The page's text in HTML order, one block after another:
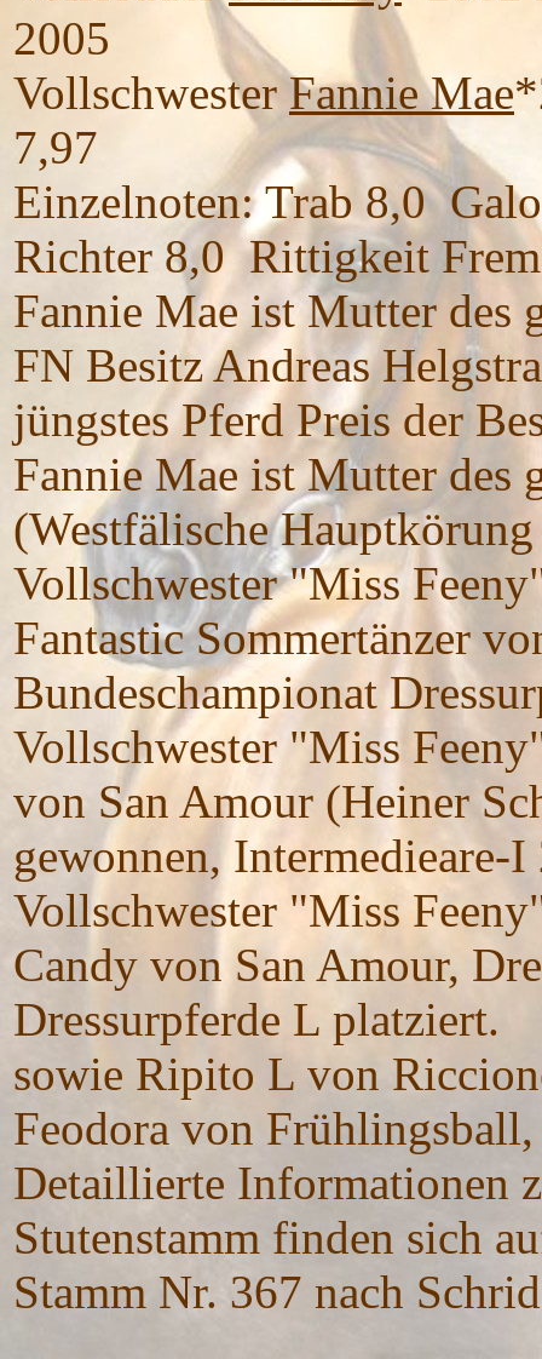
2005
Vollschwester Fannie Mae
7,97
Einzelnoten: Trab 8,0
Richter 8,0 Rittigkeit
Fannie Mae ist Mutter des
FN Besitz Andreas
jüngstes Pferd Preis der
Fannie Mae ist Mutter des
(Westfälische
Vollschwester "Miss
Fantastic Sommertänzer
Bundeschampionat
Vollschwester "Miss
von San Amour (Heiner
gewonnen, Intermedieare-I
Vollschwester "Miss
Candy von San Amour,
Dressurpferde L platziert.
sowie Ripito L von
Feodora von
Detaillierte Informationen
Stutenstamm finden sich
Stamm Nr. 367 nach